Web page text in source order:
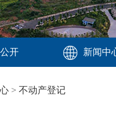
开 新闻中
> 不动产登记